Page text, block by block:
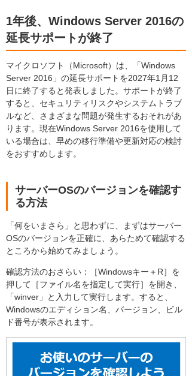
1年後、Windows Server 2016の
延長サポートが終了
マイクロソフト（Microsoft）は、「Windows
Server 2016」の延長サポートを2027年1月12
日に終了すると発表しました。サポートが終了
すると、セキュリティリスクやシステムトラブ
ルなど、さまざまな問題が発生するおそれがあ
ります。現在Windows Server 2016を使用して
いる場合は、早めの移行準備や更新対応の検討
をおすすめします。
サーバーOSのバージョンを確認す
る方法
「何をいまさら」と思わずに、まずはサーバー
OSのバージョンを正確に、あらためて確認する
ところから始めてみましょう。
確認方法のおさらい：［Windowsキー＋R］を
押して［ファイル名を指定して実行］を開き、
「winver」と入力して実行します。すると、
Windowsのエディション名、バージョン、ビル
ド番号が表示されます。